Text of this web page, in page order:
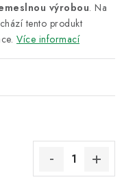
výrobou. Na
tento produkt
Více informací